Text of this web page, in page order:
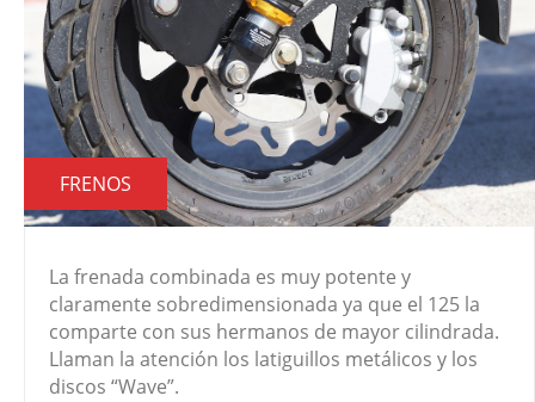
FRENOS
La frenada combinada es muy potente y
claramente sobredimensionada ya que el 125 la
comparte con sus hermanos de mayor cilindrada.
Llaman la atención los latiguillos metálicos y los
discos “Wave”.